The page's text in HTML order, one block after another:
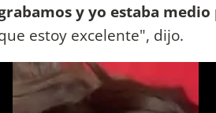
y yo estaba medio
estoy excelente", dijo.